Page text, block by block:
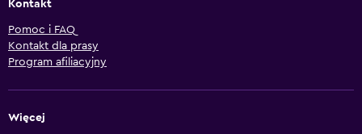
Kontakt
Pomoc i FAQ
Kontakt dla prasy
Program afiliacyjny
Więcej